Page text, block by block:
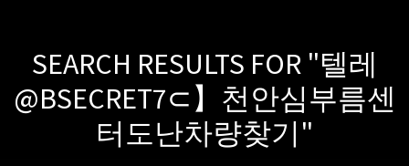
SEARCH RESULTS FOR "텔레
@BSECRET7⊂】천안심부름센
터도난차량찾기"